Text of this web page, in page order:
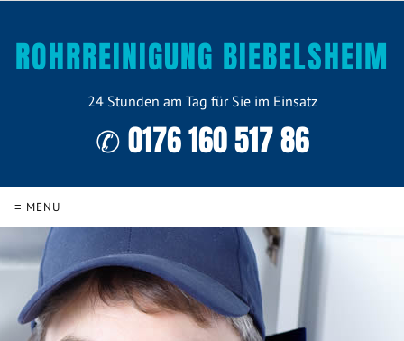
ROHRREINIGUNG BIEBELSHEIM
24 Stunden am Tag für Sie im Einsatz
✆ 0176 160 517 86
≡ MENU